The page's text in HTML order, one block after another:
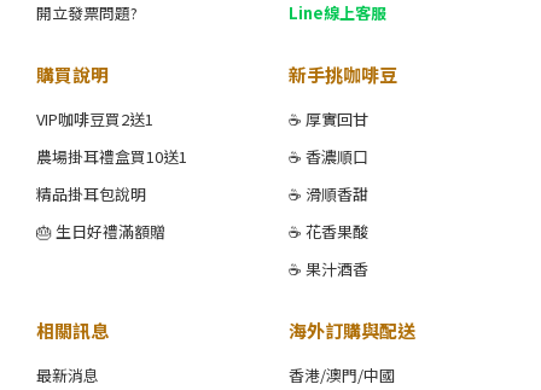
開立發票問題?
Line線上客服
購買說明
VIP咖啡豆買2送1
農場掛耳禮盒買10送1
精品掛耳包說明
🎂 生日好禮滿額贈
新手挑咖啡豆
☕ 厚實回甘
☕ 香濃順口
☕ 滑順香甜
☕ 花香果酸
☕ 果汁酒香
相關訊息
最新消息
海外訂購與配送
香港/澳門/中國